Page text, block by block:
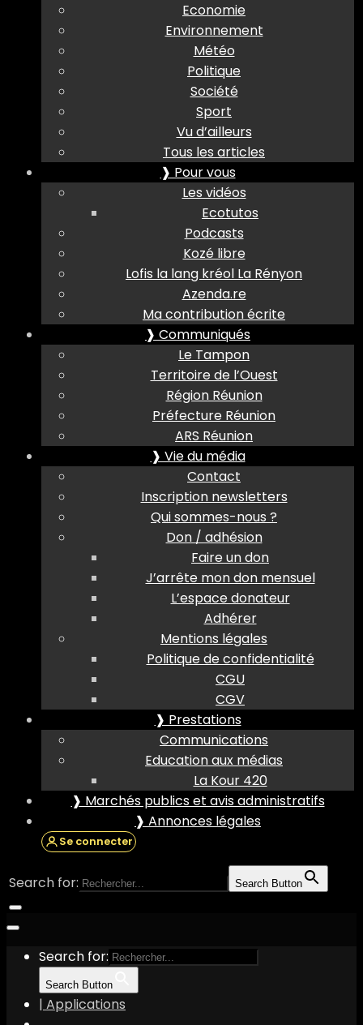
Economie
Environnement
Météo
Politique
Société
Sport
Vu d’ailleurs
Tous les articles
❱ Pour vous
Les vidéos
Ecotutos
Podcasts
Kozé libre
Lofis la lang kréol La Rényon
Azenda.re
Ma contribution écrite
❱ Communiqués
Le Tampon
Territoire de l’Ouest
Région Réunion
Préfecture Réunion
ARS Réunion
❱ Vie du média
Contact
Inscription newsletters
Qui sommes-nous ?
Don / adhésion
Faire un don
J’arrête mon don mensuel
L’espace donateur
Adhérer
Mentions légales
Politique de confidentialité
CGU
CGV
❱ Prestations
Communications
Education aux médias
La Kour 420
❱ Marchés publics et avis administratifs
❱ Annonces légales
Se connecter
Search for: Search Button
Search for:
Search Button
| Applications